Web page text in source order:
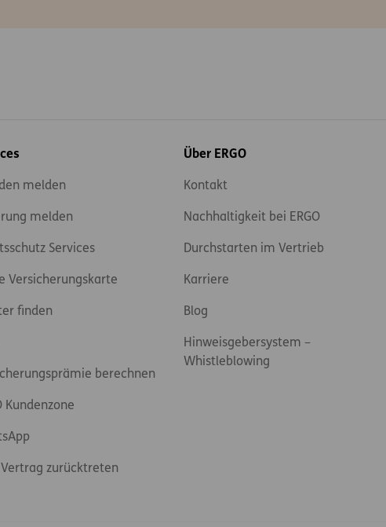
melden
melden
Services
Versicherungskarte
finden
berechnen
Kundenzone
zurücktreten
Über ERGO
Kontakt
Nachhaltigkeit bei ERGO
Durchstarten im Vertrieb
Karriere
Blog
Hinweisgebersystem –
Whistleblowing